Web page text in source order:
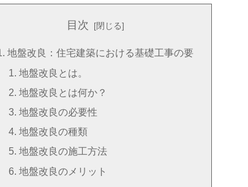
目次
地盤改良：住宅建築における基礎工事の要
地盤改良とは。
地盤改良とは何か？
地盤改良の必要性
地盤改良の種類
地盤改良の施工方法
地盤改良のメリット